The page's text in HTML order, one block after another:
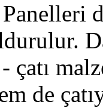
çatı
de